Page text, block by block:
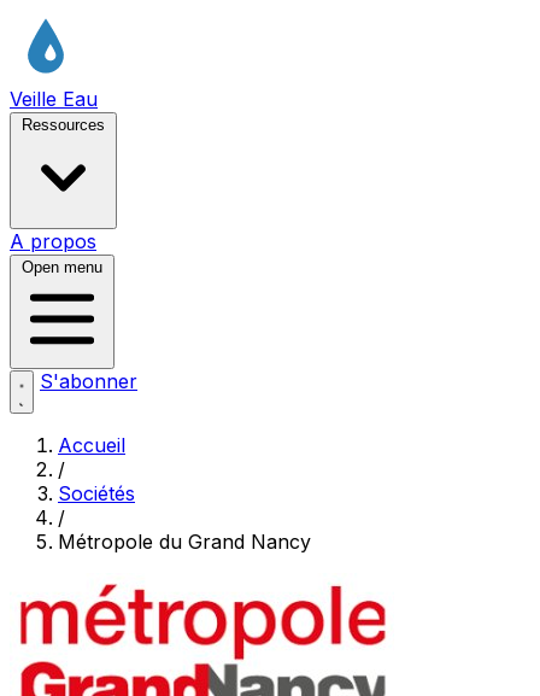
Veille Eau
Ressources
A propos
Open menu
S'abonner
Accueil
/
Sociétés
/
Métropole du Grand Nancy